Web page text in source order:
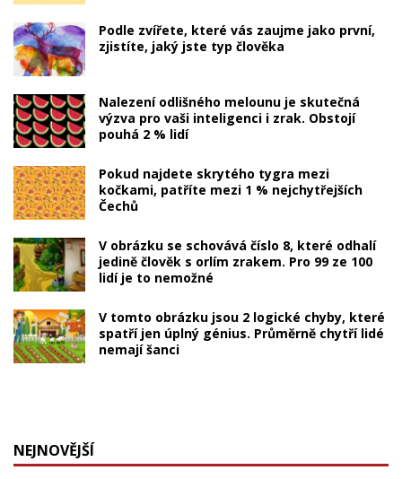
Podle zvířete, které vás zaujme jako první,
zjistíte, jaký jste typ člověka
Nalezení odlišného melounu je skutečná
výzva pro vaši inteligenci i zrak. Obstojí
pouhá 2 % lidí
Pokud najdete skrytého tygra mezi
kočkami, patříte mezi 1 % nejchytřejších
Čechů
V obrázku se schovává číslo 8, které odhalí
jedině člověk s orlím zrakem. Pro 99 ze 100
lidí je to nemožné
V tomto obrázku jsou 2 logické chyby, které
spatří jen úplný génius. Průměrně chytří lidé
nemají šanci
NEJNOVĚJŠÍ